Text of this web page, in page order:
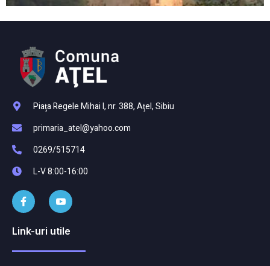
Piaţa Regele Mihai I, nr. 388, Aţel, Sibiu
primaria_atel@yahoo.com
0269/515714
L-V 8:00-16:00
Link-uri utile